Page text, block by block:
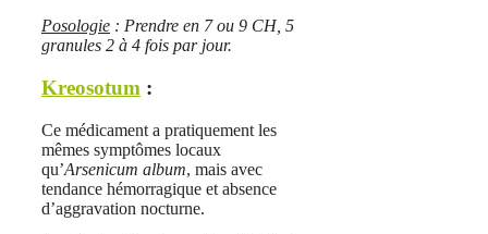
Posologie : Prendre en 7 ou 9 CH, 5
granules 2 à 4 fois par jour.
Kreosotum :
Ce médicament a pratiquement les
mêmes symptômes locaux
qu’Arsenicum album, mais avec
tendance hémorragique et absence
d’aggravation nocturne.